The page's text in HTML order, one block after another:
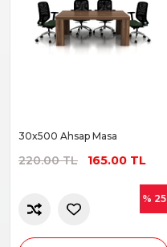
30x500 Ahsap Masa
220.00 TL165.00 TL
% 25